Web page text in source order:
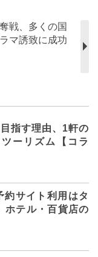
戦、多くの国
マ誘致に成功
指す理由、1軒の
ーリズム【コラ
約サイト利用はタ
ホテル・百貨店の